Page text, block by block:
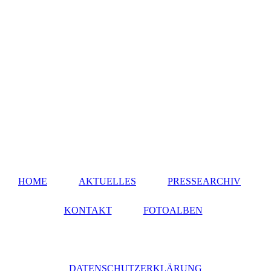
HOME AKTUELLES PRESSEARCHIV
KONTAKT FOTOALBEN
DATENSCHUTZERKLÄRUNG